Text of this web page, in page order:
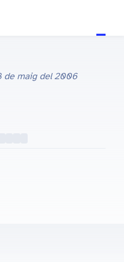
de maig del 2006